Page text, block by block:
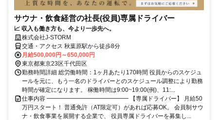
サウナ・飲食経営の社長(役員)専属ドライバー
📈 収入も働き方も、今より一歩先へ。
株式会社J‐STORM
交通・アクセス 秋葉原駅から徒歩8分
月給500,000円～650,000円
東京都東京23区千代田区
勤務時間詳細 総労働時間：1ヶ月あたり170時間 役員からのスケジュ
ールを元に、もう一名のドライバーとのスケジュール調整により勤務
時間が確定になります。 稼働時間は9:00~19:00(例)、11:...
仕事内容 ━━━━━━━━━━━━━━ 【専属ドライバー】 月給50
万円スタート！ 普通免許（AT限定可）があれば応募OK。 会員制サウ
ナ・飲食事業を展開する企業で、 役員専属ドライバーを募集し...